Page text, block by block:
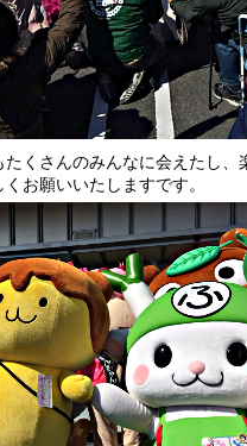
くさんのみんなに会えたし、
お願いいたしますです。